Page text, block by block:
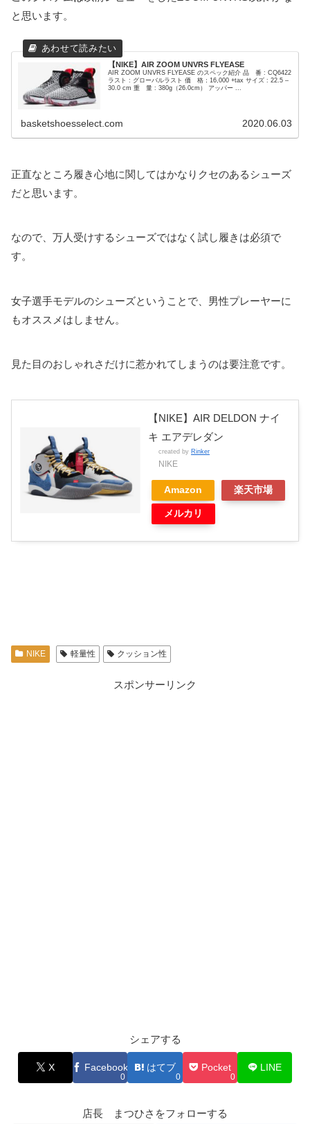
と思います。
【NIKE】AIR ZOOM UNVRS FLYEASE
AIR ZOOM UNVRS FLYEASE のスペック紹介 品 番 : CQ6422
ラスト : グローバルラスト 価 格：16,000 +tax サイズ : 22.5 –
30.0 cm 重 量 : 380g（26.0cm） アッパー ...
basketshoesselect.com 2020.06.03
正直なところ履き心地に関してはかなりクセのあるシューズ
だと思います。
なので、万人受けするシューズではなく試し履きは必須で
す。
女子選手モデルのシューズということで、男性プレーヤーに
もオススメはしません。
見た目のおしゃれさだけに惹かれてしまうのは要注意です。
【NIKE】AIR DELDON ナイ
キ エアデレダン
created by Rinker
NIKE
Amazon 楽天市場
メルカリ
NIKE 軽量性 クッション性
スポンサーリンク
シェアする
X Facebook
0
はてブ
0
Pocket
0
LINE
店長 まつひさをフォローする